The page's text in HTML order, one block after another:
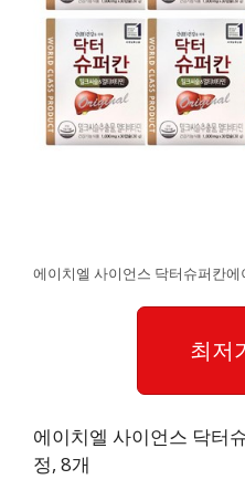
에이치엘 사이언스 닥터슈퍼칸에
최저
에이치엘 사이언스 닥터
정, 8개